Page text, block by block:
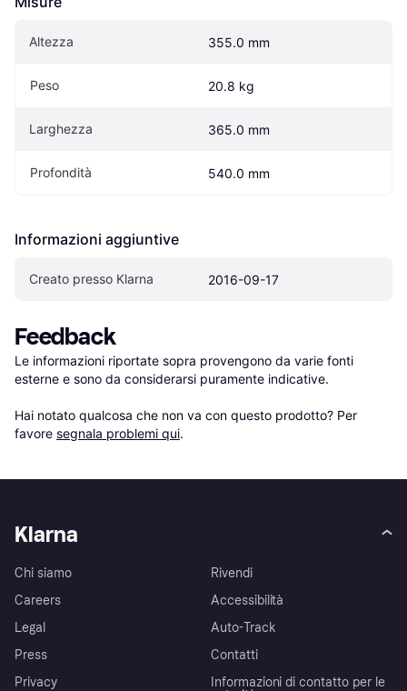
Altezza 355.0 mm
Peso 20.8 kg
Larghezza 365.0 mm
Profondità 540.0 mm
Informazioni aggiuntive
Creato presso Klarna 2016-09-17
Feedback
Le informazioni riportate sopra provengono da varie fonti
esterne e sono da considerarsi puramente indicative.
Hai notato qualcosa che non va con questo prodotto? Per
favore segnala problemi qui.
Klarna
Chi siamo
Careers
Legal
Press
Privacy
Rivendi
Accessibilità
Auto-Track
Contatti
Informazioni di contatto per le